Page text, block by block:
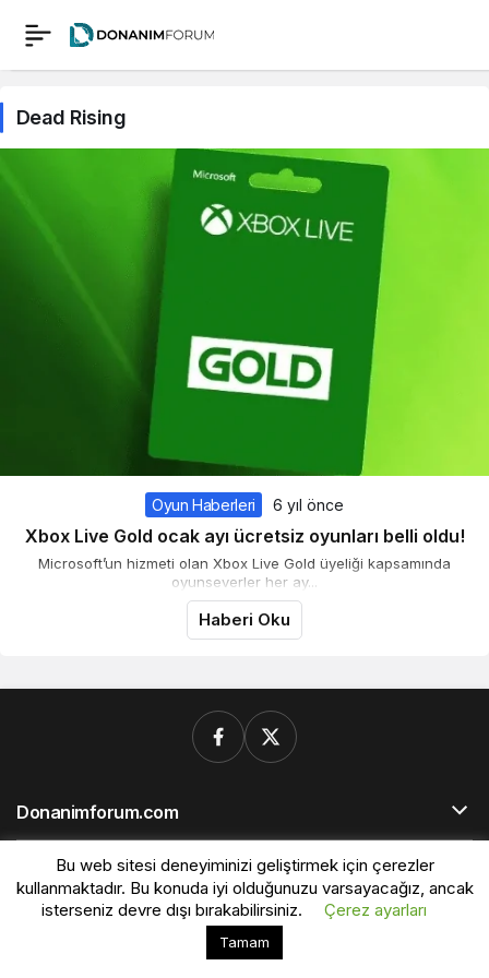
Dead Rising
Oyun Haberleri 6 yıl önce
Xbox Live Gold ocak ayı ücretsiz oyunları belli oldu!
Microsoft’un hizmeti olan Xbox Live Gold üyeliği kapsamında
oyunseverler her ay...
Haberi Oku
Bu web sitesinde en iyi deneyimi yaşamanızı sağlamak
için çerezler kullanılmaktadır.
Donanimforum.com
© Telif Hakkı 2026, Tüm Hakları Saklıdır.
Bu web sitesi deneyiminizi geliştirmek için çerezler
kullanmaktadır. Bu konuda iyi olduğunuzu varsayacağız, ancak
isterseniz devre dışı bırakabilirsiniz.
Çerez ayarları
Tamam